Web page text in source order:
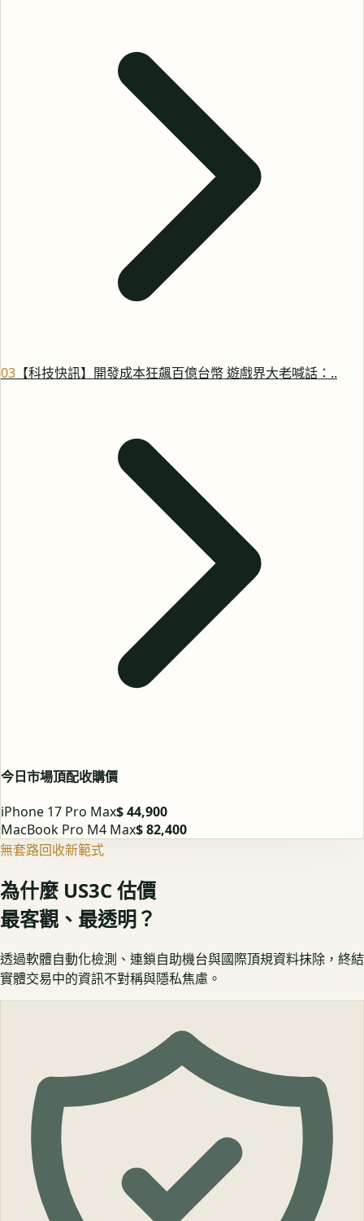
03 【科技快訊】開發成本狂飆百億台幣 遊戲界大老喊話：..
今日市場頂配收購價
iPhone 17 Pro Max$ 44,900
MacBook Pro M4 Max$ 82,400
無套路回收新範式
為什麼 US3C 估價
最客觀、最透明？
透過軟體自動化檢測、連鎖自助機台與國際頂規資料抹除，終結
實體交易中的資訊不對稱與隱私焦慮。